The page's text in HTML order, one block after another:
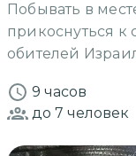
Побывать в
прикоснуться к
обителей
9 часов
до 7 человек